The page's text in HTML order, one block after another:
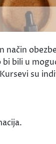
bili u
su